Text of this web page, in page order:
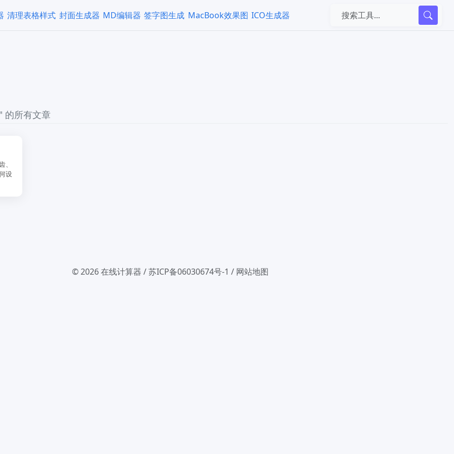
清理表格样式 封面生成器 MD编辑器 签字图生成 MacBook效果图 ICO生成器
的所有文章
设
© 2026在线计算器 /苏ICP备06030674号-1 / 网站地图